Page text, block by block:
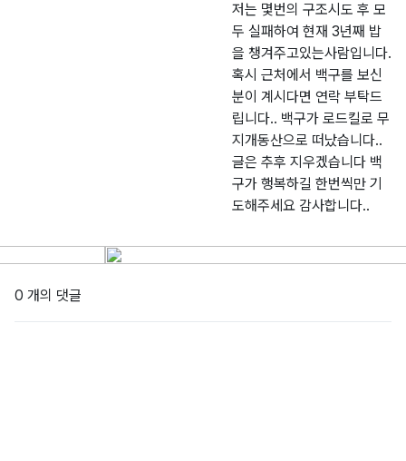
저는 몇번의 구조시도 후 모
두 실패하여 현재 3년째 밥
을 챙겨주고있는사람입니다.
혹시 근처에서 백구를 보신
분이 계시다면 연락 부탁드
립니다.. 백구가 로드킬로 무
지개동산으로 떠났습니다..
글은 추후 지우겠습니다 백
구가 행복하길 한번씩만 기
도해주세요 감사합니다..
0 개의 댓글